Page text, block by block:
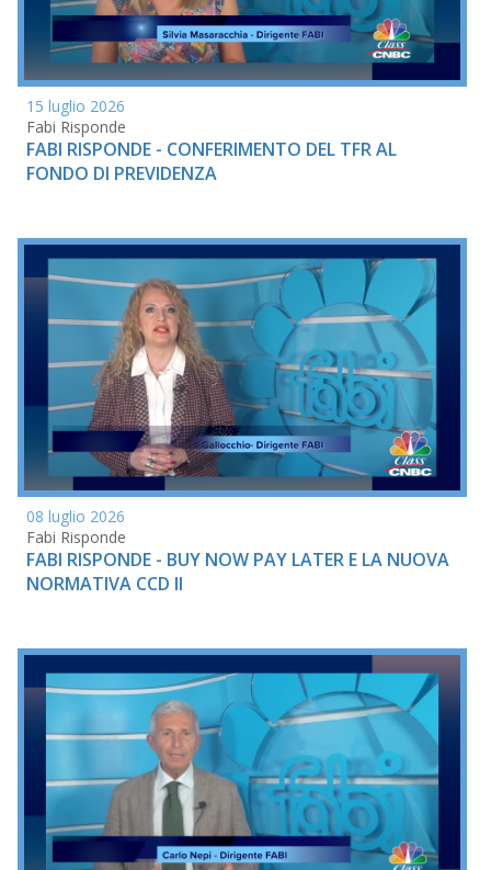
15 luglio 2026
Fabi Risponde
FABI RISPONDE - CONFERIMENTO DEL TFR AL
FONDO DI PREVIDENZA
08 luglio 2026
Fabi Risponde
FABI RISPONDE - BUY NOW PAY LATER E LA NUOVA
NORMATIVA CCD II